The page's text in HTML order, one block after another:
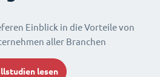
Einblick in die Vorteile von
aller Branchen
lesen